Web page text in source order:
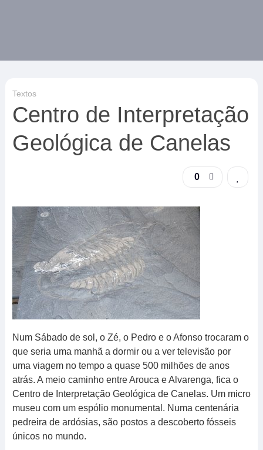
Textos
Centro de Interpretação
Geológica de Canelas
0
Num Sábado de sol, o Zé, o Pedro e o Afonso trocaram o
que seria uma manhã a dormir ou a ver televisão por
uma viagem no tempo a quase 500 milhões de anos
atrás. A meio caminho entre Arouca e Alvarenga, fica o
Centro de Interpretação Geológica de Canelas. Um micro
museu com um espólio monumental. Numa centenária
pedreira de ardósias, são postos a descoberto fósseis
únicos no mundo.